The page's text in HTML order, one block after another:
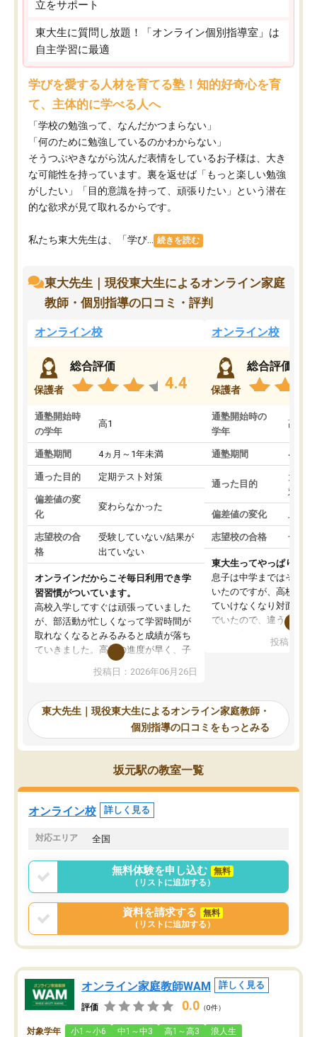
立をサポート
東大生に質問し放題！「オンライン個別指導室」は
自主学習に最適
学びを愛する人材を育てる塾！知的好奇心を育
て、主体的に学べる人へ
「学校の勉強って、なんだかつまらない」
「何のために勉強しているのかわからない」
そうつぶやきながら沈んだ表情をしているお子様は、大き
な可能性を持っています。裏を返せば「もっと楽しい勉強
がしたい」「目的意識を持って、頑張りたい」という潜在
的な欲求が見て取れるからです。
私たち東大先生は、「学び... 続きを読む
東大先生｜現役東大生によるオンライン家庭
教師・個別指導の口コミ・評判
オンライン校
保護者
総合評価
4.4
通塾開始時
の学年
高1
通塾期間 4ヵ月～1年未満
通った目的 定期テスト対策
偏差値の変
化
変わらなかった
志望校の合
格
受験していない/結果が
出ていない
オンラインだからこそ毎日利用でき学
習習慣がついています。
高校入学してすぐは頑張っていました
が、部活動が忙しくなって学習時間が
取れなくなるとみるみると成績が落ち
ていきました。高校の進度が早く、子
供も家に帰って勉強の話すると嫌な反
応を示します。東大先生にお願いして
れるので、親としても安心です。毎日
使える自習室とかもあり、わからない
ところがあれば先生が回答してくれる
のも重宝しています。
投稿日：2026年06月26日
オンライン校
保護者
総合評価
通塾開始時の
学年
高3
通塾期間 4ヵ月
通った目的
大学
対策
偏差値の変化 上が
志望校の合格 合格
東大生ってやっぱりすご
息子は中学まではそこそ
いたのですが、高校に入
ていけなくなり対面の塾
でいたので、違うアプロ
で、当初は模試でD判定
自習室が毎日使えていつ
るのが心強かったよう
謝です。
投稿日：
東大先生｜現役東大生によるオンライン家庭教師・
個別指導の口コミをもっとみる
坂元駅の教室一覧
オンライン校 詳しく見る
対応エリア 全国
無料体験を申し込む
無料
（リストに追加する）
資料を請求する
無料
（リストに追加する）
オンライン家庭教師WAM 詳しく見る
評価 0.0 （0件）
対象学年 小1～小6 中1～中3 高1～高3 浪人生